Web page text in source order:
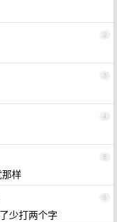
2
3
4
5
样
6
少打两个字